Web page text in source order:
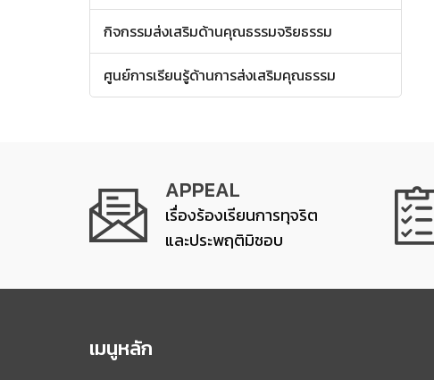
กิจกรรมส่งเสริมด้านคุณธรรมจริยธรรม
ศูนย์การเรียนรู้ด้านการส่งเสริมคุณธรรม
APPEAL
เรื่องร้องเรียนการทุจริต
และประพฤติมิชอบ
เมนูหลัก